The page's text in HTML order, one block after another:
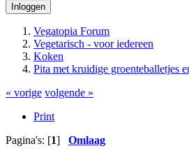
Inloggen
Vegatopia Forum
Vegetarisch - voor iedereen
Koken
Pita met kruidige groenteballetjes
« vorige volgende »
Print
Pagina's: [1] Omlaag